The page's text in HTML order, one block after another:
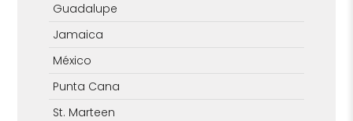
Guadalupe
Jamaica
México
Punta Cana
St. Marteen